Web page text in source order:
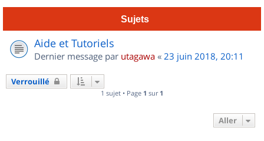
Sujets
Aide et Tutoriels
Dernier message par utagawa « 23 juin 2018, 20:11
Verrouillé
1 sujet • Page 1 sur 1
Aller